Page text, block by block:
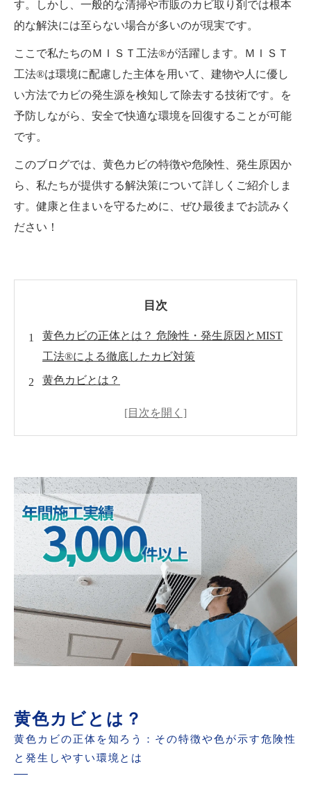
す。しかし、一般的な清掃や市販のカビ取り剤では根本
的な解決には至らない場合が多いのが現実です。
ここで私たちのＭＩＳＴ工法®が活躍します。ＭＩＳＴ
工法®は環境に配慮した主体を用いて、建物や人に優し
い方法でカビの発生源を検知して除去する技術です。を
予防しながら、安全で快適な環境を回復することが可能
です。
このブログでは、黄色カビの特徴や危険性、発生原因か
ら、私たちが提供する解決策について詳しくご紹介しま
す。健康と住まいを守るために、ぜひ最後までお読みく
ださい！
目次
黄色カビの正体とは？ 危険性・発生原因とMIST
工法®による徹底したカビ対策
黄色カビとは？
黄色カビの除去方法
ＭＩＳＴ工法®の特長とメリット
黄色カビを防ぐための日常的なポイント
まとめ
黄色カビとは？
黄色カビの正体を知ろう：その特徴や色が示す危険性
と発生しやすい環境とは